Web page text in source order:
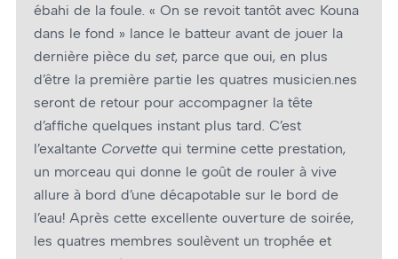
ébahi de la foule. « On se revoit tantôt avec Kouna
dans le fond » lance le batteur avant de jouer la
dernière pièce du set, parce que oui, en plus
d’être la première partie les quatres musicien.nes
seront de retour pour accompagner la tête
d’affiche quelques instant plus tard. C’est
l’exaltante Corvette qui termine cette prestation,
un morceau qui donne le goût de rouler à vive
allure à bord d’une décapotable sur le bord de
l’eau! Après cette excellente ouverture de soirée,
les quatres membres soulèvent un trophée et